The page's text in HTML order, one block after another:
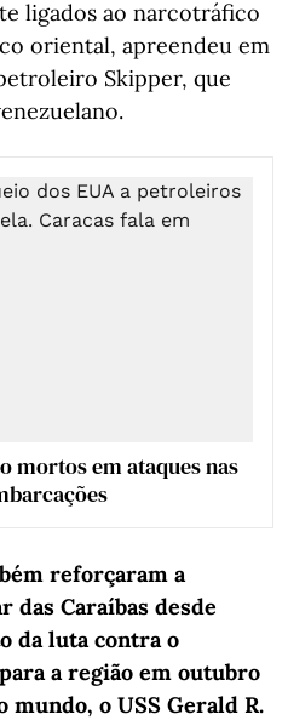
ligados ao narcotráfico
oriental, apreendeu em
Skipper, que
mortos em ataques nas
reforçaram a
Caraíbas desde
da luta contra o
a região em outubro
o USS Gerald R.